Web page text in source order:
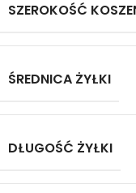
SZEROKOŚĆ
ŚREDNICA ŻYŁKI
DŁUGOŚĆ ŻYŁKI